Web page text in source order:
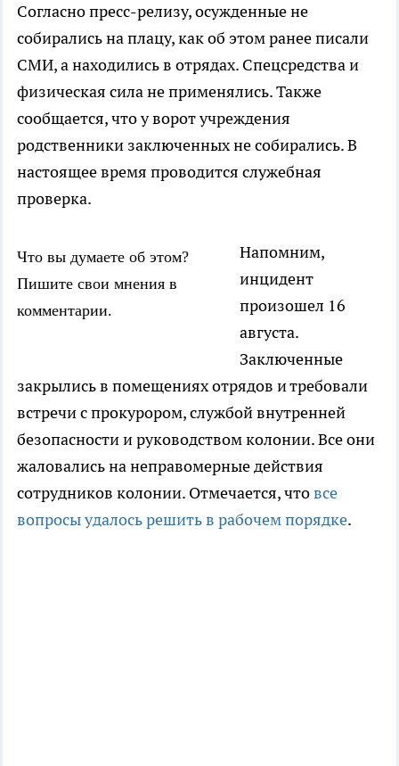
Согласно пресс-релизу, осужденные не
собирались на плацу, как об этом ранее писали
СМИ, а находились в отрядах. Спецсредства и
физическая сила не применялись. Также
сообщается, что у ворот учреждения
родственники заключенных не собирались. В
настоящее время проводится служебная
проверка.
Что вы думаете об этом?
Пишите свои мнения в
комментарии.
Напомним,
инцидент
произошел 16
августа.
Заключенные
закрылись в помещениях отрядов и требовали
встречи с прокурором, службой внутренней
безопасности и руководством колонии. Все они
жаловались на неправомерные действия
сотрудников колонии. Отмечается, чтовсе
вопросы удалось решить в рабочем порядке.